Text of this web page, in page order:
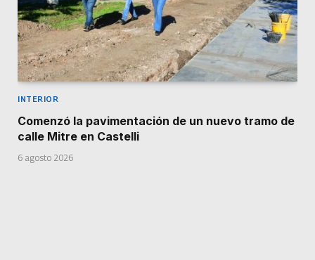
INTERIOR
Comenzó la pavimentación de un nuevo tramo de
calle Mitre en Castelli
6 agosto 2026